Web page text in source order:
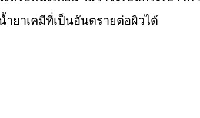
ำยาเคมีที่เป็นอันตรายต่อผิวได้